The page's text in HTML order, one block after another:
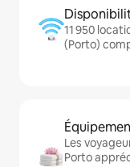
11 950
(Porto)
Les
Porto